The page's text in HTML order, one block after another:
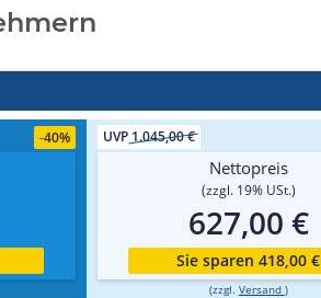
-40% UVP 1.045,00 €
Nettopreis
(zzgl. 19% USt.)
627,00 €
Sie sparen 418,00 €
(zzgl. Versand )